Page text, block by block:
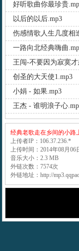
好听歌曲你最珍贵
以后的以后.mp3
伤感情歌人生几度相
一路向北经典嗨曲
王闯-不要因为寂寞才
创圣的大天使1.mp3
小娟 - 如果.mp3
王杰 - 谁明浪子心
经典老歌走在乡间的小路
上传者IP：106.37.236.*
上传时间：2014年08月06
音乐大小：2.3 MB
外链次数：7574次
外链地址：http://